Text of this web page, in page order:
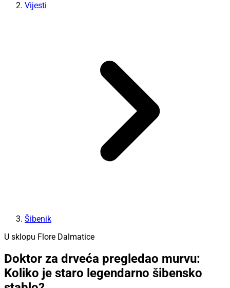
Vijesti
Šibenik
U sklopu Flore Dalmatice
Doktor za drveća pregledao murvu:
Koliko je staro legendarno šibensko